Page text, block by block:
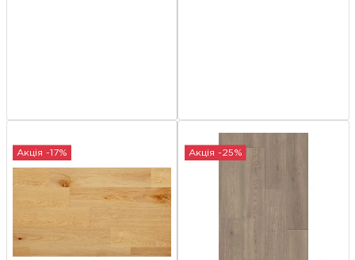
Акція -17% Акція -25%